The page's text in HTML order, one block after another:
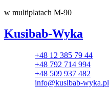
w multiplatach M-90
Kusibab-Wyka
+48 12 385 79 44
+48 792 714 994
+48 509 937 482
info@kusibab-wyka.pl